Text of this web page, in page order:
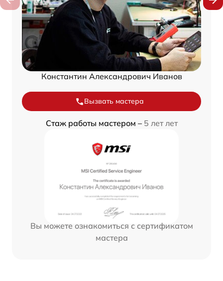
Константин Александрович Иванов
Вызвать мастера
Стаж работы мастером – 5 лет лет
Вы можете ознакомиться с сертификатом
мастера